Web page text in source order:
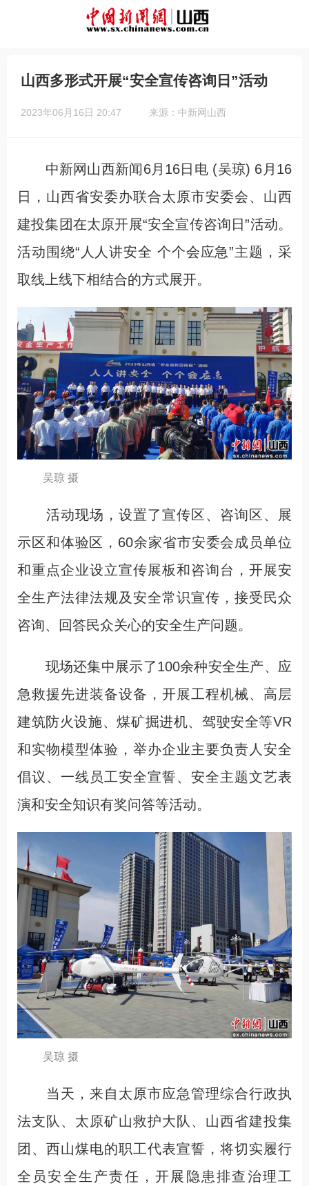
山西多形式开展“安全宣传咨询日”活动
2023年06月16日 20:47 来源：中新网山西
中新网山西新闻6月16日电 (吴琼) 6月16
日，山西省安委办联合太原市安委会、山西
建投集团在太原开展“安全宣传咨询日”活动。
活动围绕“人人讲安全 个个会应急”主题，采
取线上线下相结合的方式展开。
吴琼 摄
活动现场，设置了宣传区、咨询区、展
示区和体验区，60余家省市安委会成员单位
和重点企业设立宣传展板和咨询台，开展安
全生产法律法规及安全常识宣传，接受民众
咨询、回答民众关心的安全生产问题。
现场还集中展示了100余种安全生产、应
急救援先进装备设备，开展工程机械、高层
建筑防火设施、煤矿掘进机、驾驶安全等VR
和实物模型体验，举办企业主要负责人安全
倡议、一线员工安全宣誓、安全主题文艺表
演和安全知识有奖问答等活动。
吴琼 摄
当天，来自太原市应急管理综合行政执
法支队、太原矿山救护大队、山西省建投集
团、西山煤电的职工代表宣誓，将切实履行
全员安全生产责任，开展隐患排查治理工